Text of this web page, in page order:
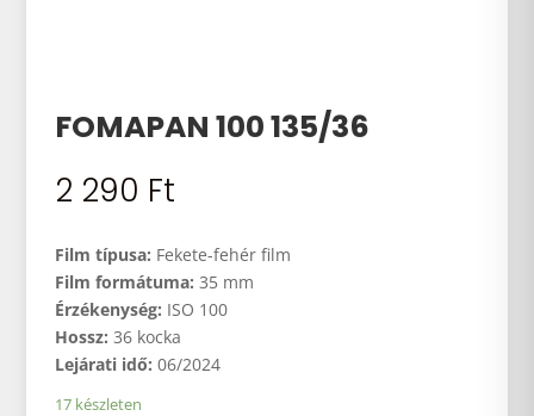
FOMAPAN 100 135/36
2 290 Ft
Film típusa: Fekete-fehér film
Film formátuma: 35 mm
Érzékenység: ISO 100
Hossz: 36 kocka
Lejárati idő: 06/2024
17 készleten